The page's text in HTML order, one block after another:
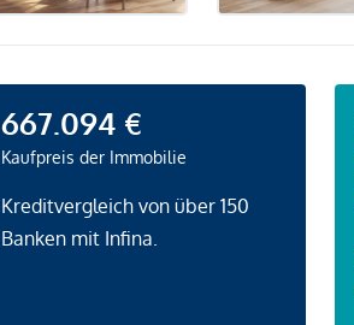
667.094 €
Kaufpreis der Immobilie
Kreditvergleich von über 150
Banken mit Infina.